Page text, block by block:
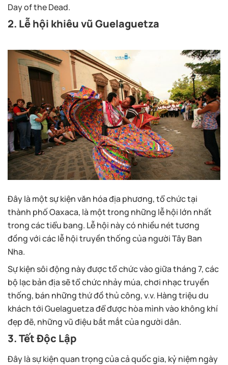
Day of the Dead.
2. Lễ hội khiêu vũ Guelaguetza
Đây là một sự kiện văn hóa địa phương, tổ chức tại
thành phố Oaxaca, là một trong những lễ hội lớn nhất
trong các tiểu bang. Lễ hội này có nhiều nét tương
đồng với các lễ hội truyền thống của người Tây Ban
Nha.
Sự kiện sôi động này được tổ chức vào giữa tháng 7, các
bộ lạc bản địa sẽ tổ chức nhảy múa, chơi nhạc truyền
thống, bán những thứ đồ thủ công, v.v. Hàng triệu du
khách tới Guelaguetza để được hòa mình vào không khí
đẹp đẽ, những vũ điệu bắt mắt của người dân.
3. Tết Độc Lập
Đây là sự kiện quan trọng của cả quốc gia, kỷ niệm ngày